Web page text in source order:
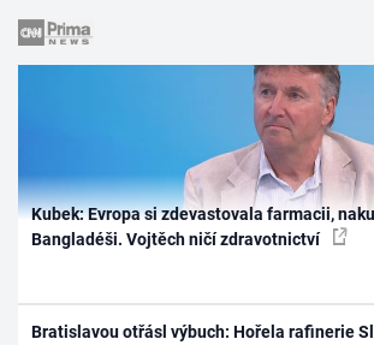
Kubek: Evropa si zdevastovala farmacii,
Bangladéši. Vojtěch ničí zdravotnictví
Bratislavou otřásl výbuch: Hořela rafinerie